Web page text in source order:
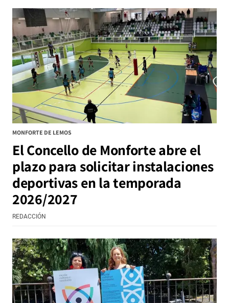
MONFORTE DE LEMOS
El Concello de Monforte abre el
plazo para solicitar instalaciones
deportivas en la temporada
2026/2027
REDACCIÓN